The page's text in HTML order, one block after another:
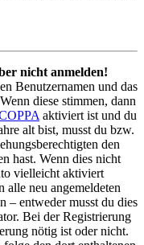
nicht anmelden!
Benutzernamen und das
diese stimmen, dann
aktiviert ist und du
alt bist, musst du bzw.
den
hast. Wenn dies nicht
vielleicht aktiviert
alle neu angemeldeten
– entweder musst du dies
Bei der Registrierung
nötig ist oder nicht.